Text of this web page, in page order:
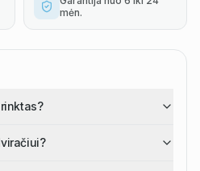
mėn.